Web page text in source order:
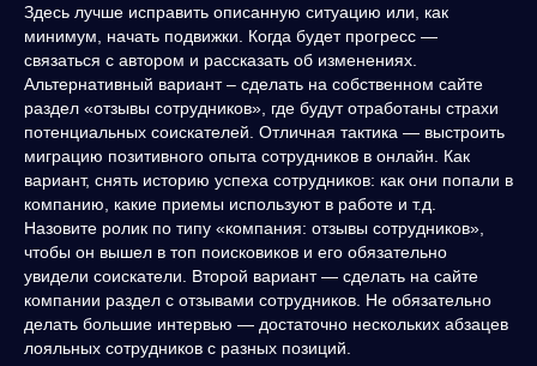
Здесь лучше исправить описанную ситуацию или, как
минимум, начать подвижки. Когда будет прогресс —
связаться с автором и рассказать об изменениях.
Альтернативный вариант – сделать на собственном сайте
раздел «отзывы сотрудников», где будут отработаны страхи
потенциальных соискателей. Отличная тактика — выстроить
миграцию позитивного опыта сотрудников в онлайн. Как
вариант, снять историю успеха сотрудников: как они попали в
компанию, какие приемы используют в работе и т.д.
Назовите ролик по типу «компания: отзывы сотрудников»,
чтобы он вышел в топ поисковиков и его обязательно
увидели соискатели. Второй вариант — сделать на сайте
компании раздел с отзывами сотрудников. Не обязательно
делать большие интервью — достаточно нескольких абзацев
лояльных сотрудников с разных позиций.